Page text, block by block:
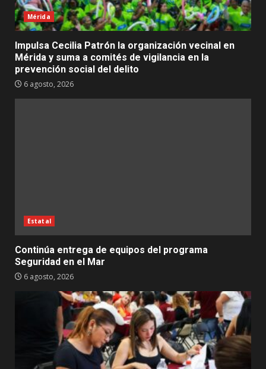
Mérida
Impulsa Cecilia Patrón la organización vecinal en
Mérida y suma a comités de vigilancia en la
prevención social del delito
6 agosto, 2026
Estatal
Continúa entrega de equipos del programa
Seguridad en el Mar
6 agosto, 2026